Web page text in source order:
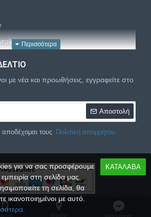
με νέα και προωθήσεις, εγγραφείτε στο
Αποστολή
τους Πολιτική απορρήτου
Palbatt.gr , All Rights Reserved
ΚΑΤΑΛΑΒΑ
για να σας προσφέρουμε
στη σελίδα μας.
τη σελίδα, θα
ικανοποιημένοι με αυτό.